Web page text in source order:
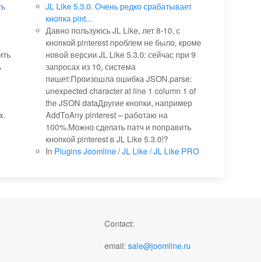
JL Like 5.3.0. Очень редко срабатывает
кнопка pint...
Давно пользуюсь JL Like, лет 8-10, с
кнопкой pinterest проблем не было, кроме
новой версии JL Like 5.3.0: сейчас при 9
запросах из 10, система
пишет:Произошла ошибка JSON.parse:
unexpected character at line 1 column 1 of
the JSON dataДругие кнопки, например
AddToAny pinterest – работаю на
100%.Можно сделать патч и поправить
кнопкой pinterest в JL Like 5.3.0!?
In Plugins Joomline/JL Like / JL Like PRO
Contact:
email: sale@joomline.ru